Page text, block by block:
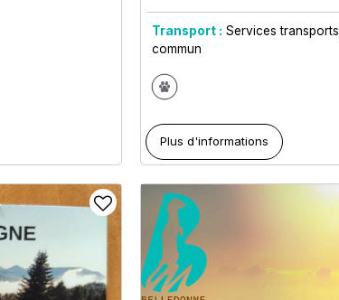
Transport : Services transports
commun
Plus d'informations